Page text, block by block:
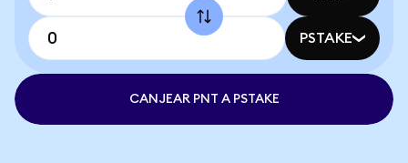
PSTAKE
CANJEAR PNT A PSTAKE